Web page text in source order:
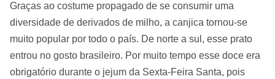
Graças ao costume propagado de se consumir uma
diversidade de derivados de milho, a canjica tornou-se
muito popular por todo o país. De norte a sul, esse prato
entrou no gosto brasileiro. Por muito tempo esse doce era
obrigatório durante o jejum da Sexta-Feira Santa, pois